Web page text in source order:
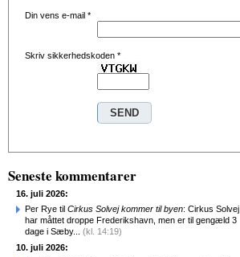
Din vens e-mail *
Skriv sikkerhedskoden *
Seneste kommentarer
16. juli 2026:
Per Rye til Cirkus Solvej kommer til byen: Cirkus Solvej
har måttet droppe Frederikshavn, men er til gengæld 3
dage i Sæby... (kl. 14:19)
10. juli 2026: